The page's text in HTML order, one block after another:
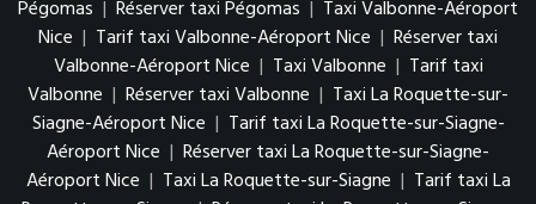
Pégomas | Réserver taxi Pégomas | Taxi Valbonne-Aéroport
Nice | Tarif taxi Valbonne-Aéroport Nice | Réserver taxi
Valbonne-Aéroport Nice | Taxi Valbonne | Tarif taxi
Valbonne | Réserver taxi Valbonne | Taxi La Roquette-sur-
Siagne-Aéroport Nice | Tarif taxi La Roquette-sur-Siagne-
Aéroport Nice | Réserver taxi La Roquette-sur-Siagne-
Aéroport Nice | Taxi La Roquette-sur-Siagne | Tarif taxi La